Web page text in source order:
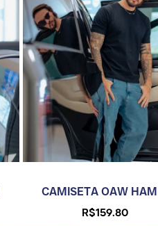
CAMISETA OAW
R$159.80